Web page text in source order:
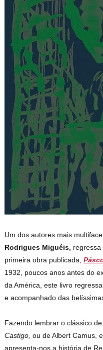
Um dos autores mais
Rodrigues Miguéis,
primeira obra publicada,
1932, poucos anos antes do
da América, este livro
e acompanhado das
Fazendo lembrar o clássico
Castigo,ou de Albert Camus,
apresenta-nos a história de